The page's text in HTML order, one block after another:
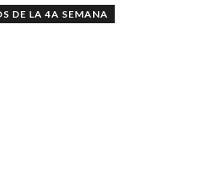
DE LA 4A SEMANA
del sonido, la
8:00 am